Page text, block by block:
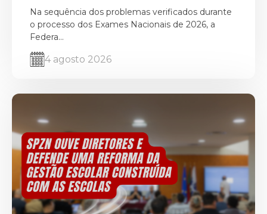
Na sequência dos problemas verificados durante
o processo dos Exames Nacionais de 2026, a
Federa...
4 agosto 2026